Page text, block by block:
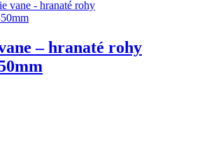
– hranaté rohy